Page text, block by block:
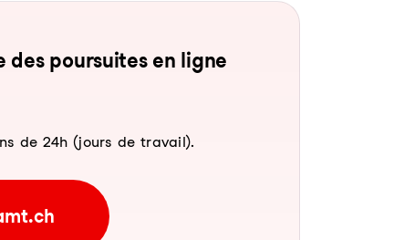
pour­sui­tes en li­gne
de 24h (jours de travail).